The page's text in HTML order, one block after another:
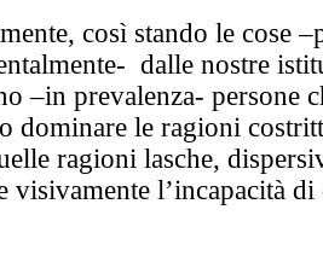
così stando le cose
dalle nostre
–in prevalenza- persone
dominare le ragioni
ragioni lasche,
visivamente l’incapacità